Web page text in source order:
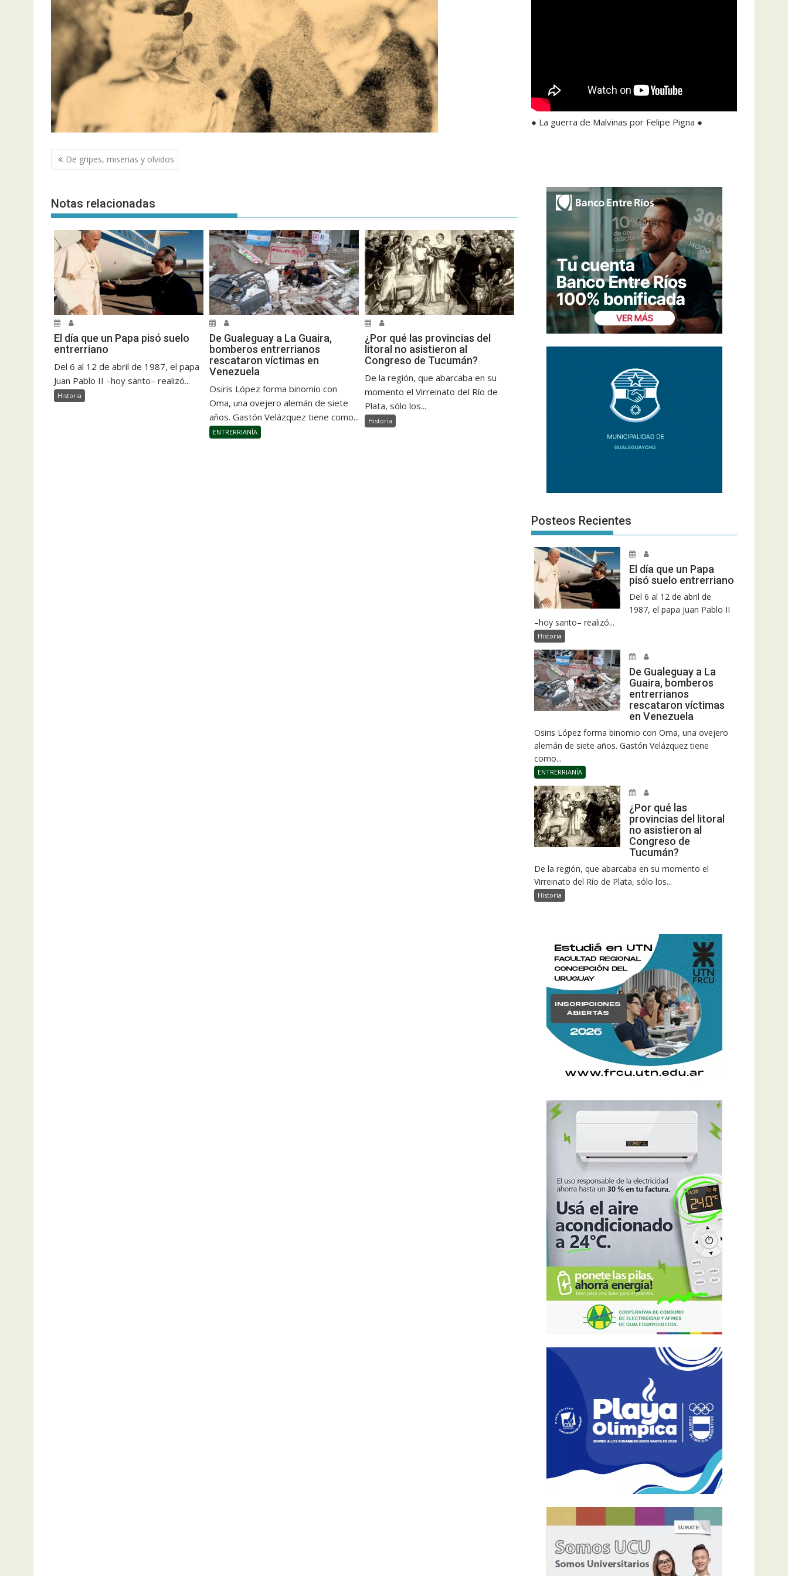
Navegación
de
De gripes, miserias y olvidos
Notas relacionadas
El día que un Papa pisó suelo
entrerriano
Del 6 al 12 de abril de 1987, el papa
Juan Pablo II –hoy santo– realizó...
Historia
De Gualeguay a La Guaira,
bomberos entrerrianos
rescataron víctimas en
Venezuela
Osiris López forma binomio con
Oma, una ovejero alemán de siete
años. Gastón Velázquez tiene como...
ENTRERRIANÍA
¿Por qué las provincias del
litoral no asistieron al
Congreso de Tucumán?
De la región, que abarcaba en su
momento el Virreinato del Río de
Plata, sólo los...
Historia
● La guerra de Malvinas por Felipe Pigna ●
Posteos Recientes
El día que un Papa
pisó suelo entrerriano
Del 6 al 12 de abril de
1987, el papa Juan Pablo II
–hoy santo– realizó...
Historia
De Gualeguay a La
Guaira, bomberos
entrerrianos
rescataron víctimas
en Venezuela
Osiris López forma binomio con Oma, una ovejero
alemán de siete años. Gastón Velázquez tiene
como...
ENTRERRIANÍA
¿Por qué las
provincias del litoral
no asistieron al
Congreso de
Tucumán?
De la región, que abarcaba en su momento el
Virreinato del Río de Plata, sólo los...
Historia